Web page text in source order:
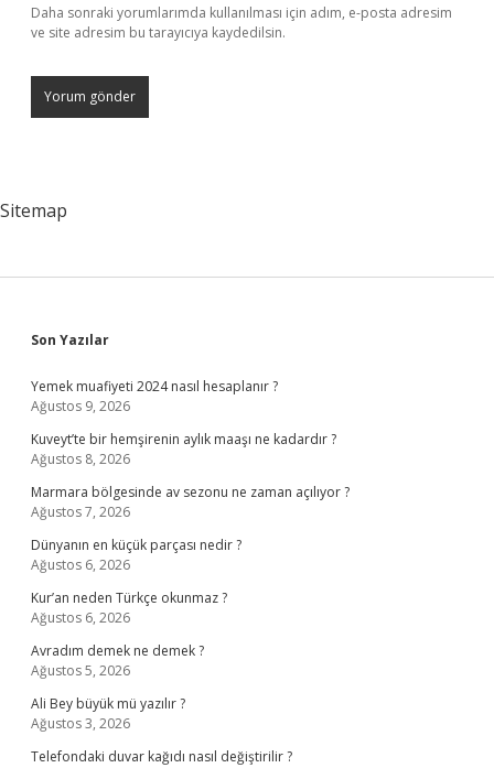
Daha sonraki yorumlarımda kullanılması için adım, e-posta adresim
ve site adresim bu tarayıcıya kaydedilsin.
Sitemap
Sidebar
Son Yazılar
Yemek muafiyeti 2024 nasıl hesaplanır ?
Ağustos 9, 2026
Kuveyt’te bir hemşirenin aylık maaşı ne kadardır ?
Ağustos 8, 2026
Marmara bölgesinde av sezonu ne zaman açılıyor ?
Ağustos 7, 2026
Dünyanın en küçük parçası nedir ?
Ağustos 6, 2026
Kur’an neden Türkçe okunmaz ?
Ağustos 6, 2026
Avradım demek ne demek ?
Ağustos 5, 2026
Ali Bey büyük mü yazılır ?
Ağustos 3, 2026
Telefondaki duvar kağıdı nasıl değiştirilir ?